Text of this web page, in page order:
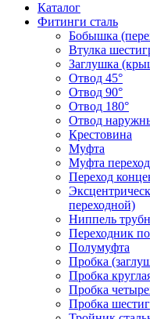
Каталог
Фитинги сталь
Бобышка
Втулка
Заглушка
Отвод 45°
Отвод 90°
Отвод 180°
Отвод
Крестовина
Муфта
Муфта
Переход
переходной)
Ниппель
Переходник
Полумуфта
Пробка
Пробка
Пробка
Пробка